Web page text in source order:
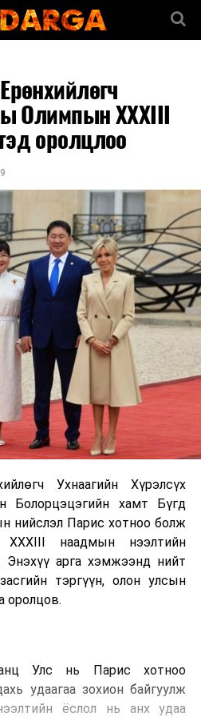
Олимпын XXXIII
оролцлоо
Ухнаагийн Хүрэлсүх
Болорцэцэгийн хамт Бүгд
нийслэл Парис хотноо болж
наадмын нээлтийн
Энэхүү арга хэмжээнд нийт
тэргүүн, олон улсын
оролцов.
Улс нь Парис хотноо
удаагаа зохион байгуулж
ёслол нь анх удаа